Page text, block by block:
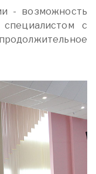
- возможность
с